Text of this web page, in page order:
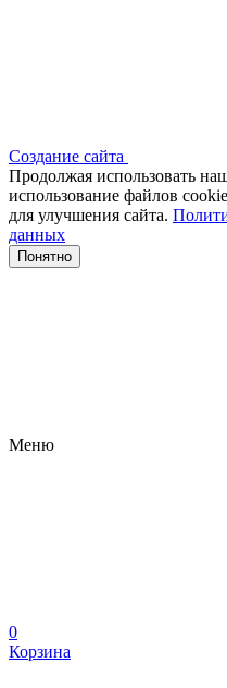
Создание сайта
Продолжая использовать
использование файлов
для улучшения сайта.
данных
Понятно
Меню
0
Корзина